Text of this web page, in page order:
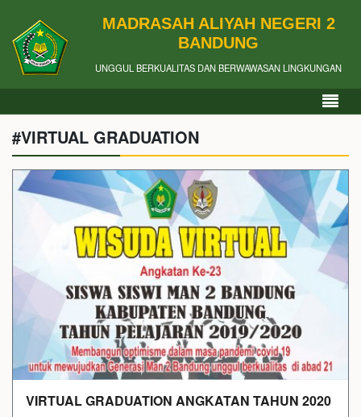
MADRASAH ALIYAH NEGERI 2
BANDUNG
UNGGUL BERKUALITAS DAN BERWAWASAN LINGKUNGAN
#VIRTUAL GRADUATION
VIRTUAL GRADUATION ANGKATAN TAHUN 2020